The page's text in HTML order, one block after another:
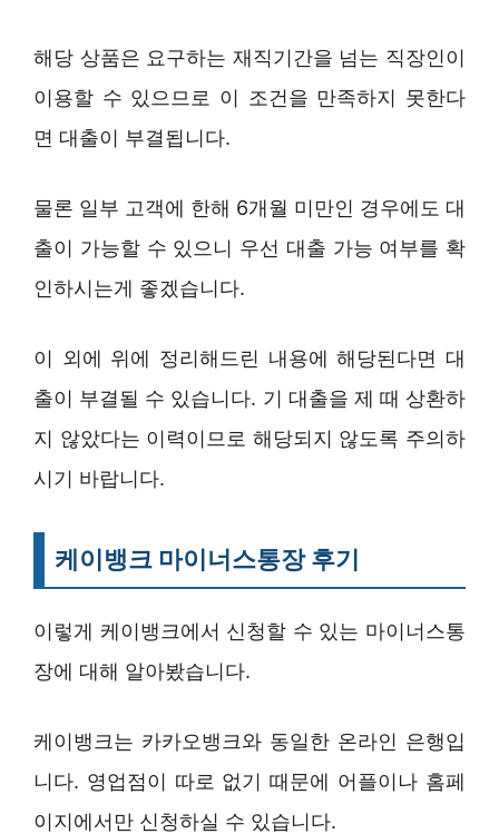
해당 상품은 요구하는 재직기간을 넘는 직장인이
이용할 수 있으므로 이 조건을 만족하지 못한다
면 대출이 부결됩니다.
물론 일부 고객에 한해 6개월 미만인 경우에도 대
출이 가능할 수 있으니 우선 대출 가능 여부를 확
인하시는게 좋겠습니다.
이 외에 위에 정리해드린 내용에 해당된다면 대
출이 부결될 수 있습니다. 기 대출을 제 때 상환하
지 않았다는 이력이므로 해당되지 않도록 주의하
시기 바랍니다.
케이뱅크 마이너스통장 후기
이렇게 케이뱅크에서 신청할 수 있는 마이너스통
장에 대해 알아봤습니다.
케이뱅크는 카카오뱅크와 동일한 온라인 은행입
니다. 영업점이 따로 없기 때문에 어플이나 홈페
이지에서만 신청하실 수 있습니다.